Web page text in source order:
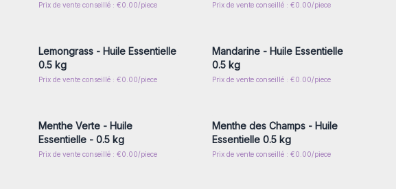
Prix de vente conseillé : €0.00/piece Prix de vente conseillé : €0.00/piece
Connectez-vous ou inscrivez-
Lemongrass - Huile Essentielle
0.5 kg
Prix de vente conseillé : €0.00/piece
Connectez-vous ou inscrivez-
Mandarine - Huile Essentielle
0.5 kg
Prix de vente conseillé : €0.00/piece
Connectez-vous ou inscrivez-
Menthe Verte - Huile
Essentielle - 0.5 kg
Prix de vente conseillé : €0.00/piece
Connectez-vous ou inscrivez-
Menthe des Champs - Huile
Essentielle 0.5 kg
Prix de vente conseillé : €0.00/piece
Connectez-vous ou inscrivez-
Connectez-vous ou inscrivez-